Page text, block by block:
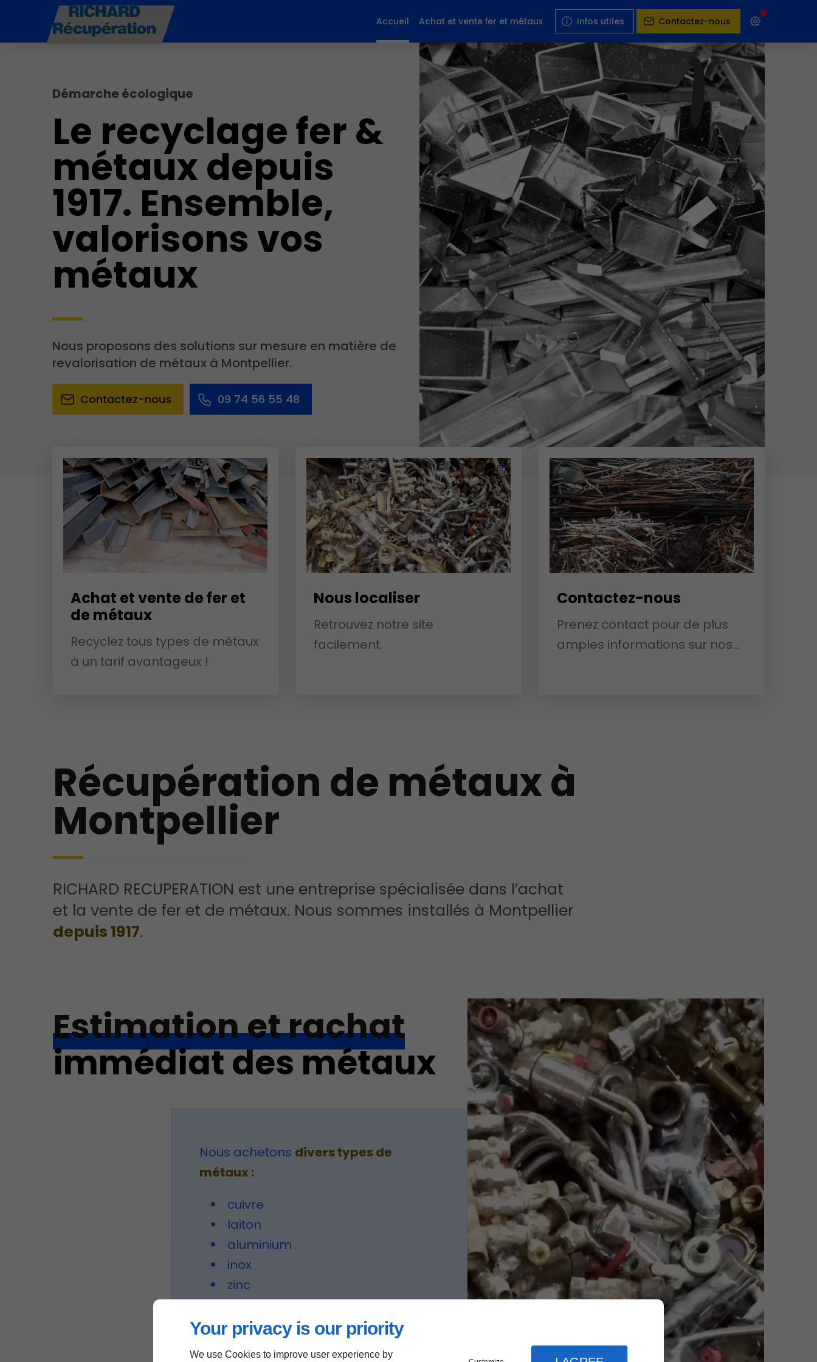
Your privacy is our priority
We use Cookies to improve user experience by
Accueil Achat et vente fer et métaux Infos utiles Contactez-nous
Démarche écologique
Le recyclage fer &
métaux depuis
1917. Ensemble,
valorisons vos
métaux
Nous proposons des solutions sur mesure en matière de
revalorisation de métaux à Montpellier.
Contactez-nous 09 74 56 55 48
Achat et vente de fer et
de métaux
Recyclez tous types de métaux
à un tarif avantageux !
Nous localiser
Retrouvez notre site
facilement.
Contactez-nous
Prenez contact pour de plus
amples informations sur nos
Récupération de métaux à
Montpellier
RICHARD RECUPERATION est une entreprise spécialisée dans l’achat
et la vente de fer et de métaux. Nous sommes installés à Montpellier
depuis 1917.
Estimation et rachat
immédiat des métaux
Nous achetons divers types de
métaux :
cuivre
laiton
aluminium
inox
zinc
plomb
batteries